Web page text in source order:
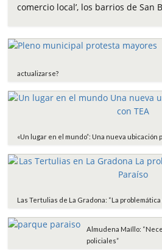
e
o
t
r
t
p
p
i
p
t
comercio local’, los barrios de San
actualizarse?
«Un lugar en el mundo”: Una nueva ubicación
Las Tertulias de La Gradona: “La problemática
Almudena Maíllo:
policiales”